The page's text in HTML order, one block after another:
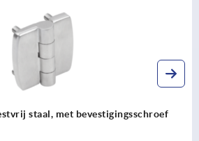
Scharnieren van rvs 1.4401, niet